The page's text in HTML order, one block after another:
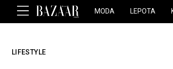
MODA LEPOTA
LIFESTYLE